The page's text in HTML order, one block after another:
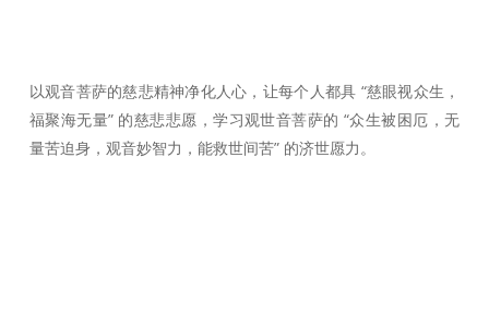
以观音菩萨的慈悲精神净化人心，让每个人都具 “慈眼视众生，
福聚海无量” 的慈悲悲愿，学习观世音菩萨的 “众生被困厄，无
量苦迫身，观音妙智力，能救世间苦” 的济世愿力。